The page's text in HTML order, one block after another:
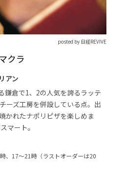
posted by 日経REVIVE
クラ
アン
鎌倉で1、2の人気を誇るラッテ
ーズ工房を併設している点。出
かれたナポリピザを楽しめま
マート。
、17～21時（ラストオーダーは20